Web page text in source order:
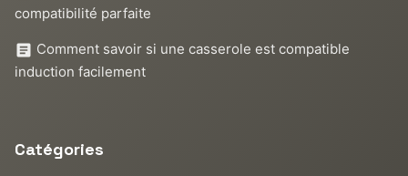
compatibilité parfaite
Comment savoir si une casserole est compatible
induction facilement
Catégories